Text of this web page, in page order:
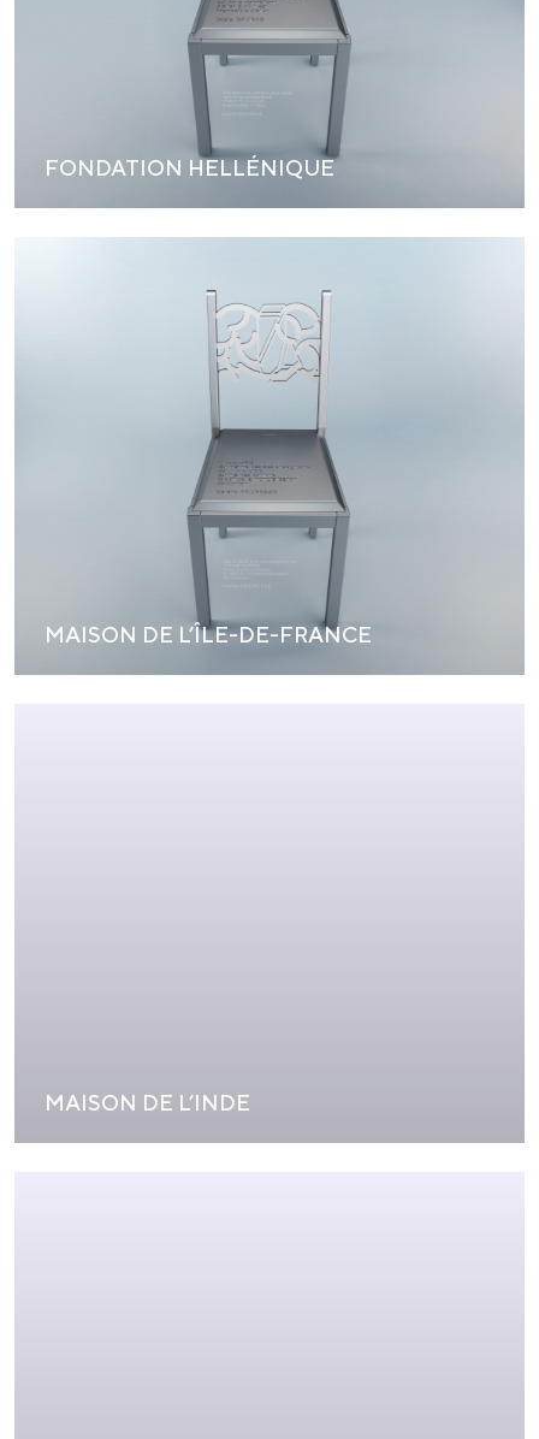
FONDATION HELLÉNIQUE
MAISON DE L’ÎLE-DE-FRANCE
MAISON DE L’INDE